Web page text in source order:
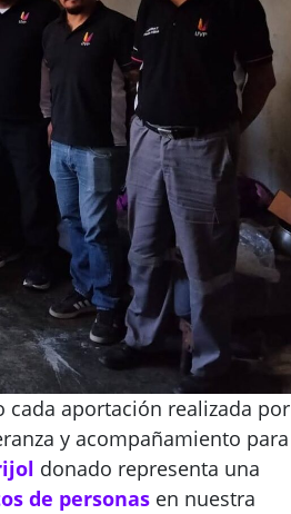
cada aportación realizada por
y acompañamiento para
donado representa una
de personas en nuestra